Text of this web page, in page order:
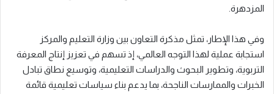
المزدهرة.
وفي هذا الإطار، تمثل مذكرة التعاون بين وزارة التعليم والمركز
استجابة عملية لهذا التوجه العالمي، إذ تسهم في تعزيز إنتاج المعرفة
التربوية، وتطوير البحوث والدراسات التعليمية، وتوسيع نطاق تبادل
الخبرات والممارسات الناجحة، بما يدعم بناء سياسات تعليمية قائمة